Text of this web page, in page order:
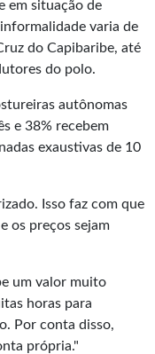
em situação de
varia de
do Capibaribe, até
do polo.
autônomas
e 38% recebem
exaustivas de 10
Isso faz com que
os preços sejam
um valor muito
horas para
Por conta disso,
própria."